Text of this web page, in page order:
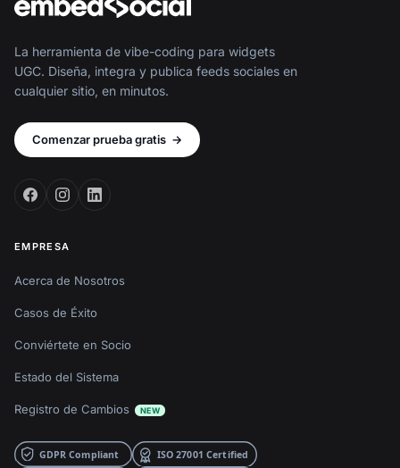
La herramienta de vibe-coding para widgets
UGC. Diseña, integra y publica feeds sociales en
cualquier sitio, en minutos.
Comenzar prueba gratis →
EMPRESA
Acerca de Nosotros
Casos de Éxito
Conviértete en Socio
Estado del Sistema
Registro de Cambios NEW